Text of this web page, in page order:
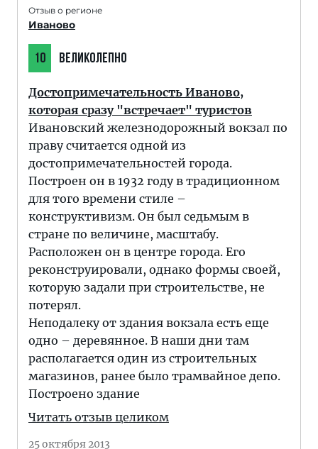
Отзыв о регионе
Иваново
10 ВЕЛИКОЛЕПНО
Достопримечательность Иваново,
которая сразу "встречает" туристов
Ивановский железнодорожный вокзал по
праву считается одной из
достопримечательностей города.
Построен он в 1932 году в традиционном
для того времени стиле –
конструктивизм. Он был седьмым в
стране по величине, масштабу.
Расположен он в центре города. Его
реконструировали, однако формы своей,
которую задали при строительстве, не
потерял.
Неподалеку от здания вокзала есть еще
одно – деревянное. В наши дни там
располагается один из строительных
магазинов, ранее было трамвайное депо.
Построено здание
Читать отзыв целиком
25 октября 2013